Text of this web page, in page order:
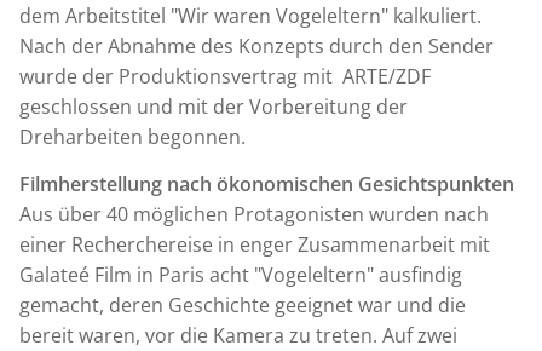
dem Arbeitstitel "Wir waren Vogeleltern" kalkuliert.
Nach der Abnahme des Konzepts durch den Sender
wurde der Produktionsvertrag mit ARTE/ZDF
geschlossen und mit der Vorbereitung der
Dreharbeiten begonnen.
Filmherstellung nach ökonomischen Gesichtspunkten
Aus über 40 möglichen Protagonisten wurden nach
einer Recherchereise in enger Zusammenarbeit mit
Galateé Film in Paris acht "Vogeleltern" ausfindig
gemacht, deren Geschichte geeignet war und die
bereit waren, vor die Kamera zu treten. Auf zwei